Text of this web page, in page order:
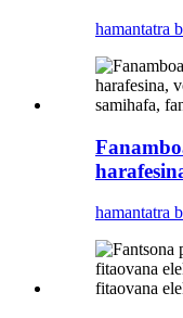
hamantatra
hamantatra